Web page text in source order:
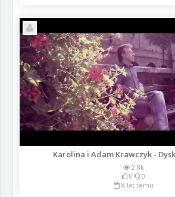
Karolina i Adam Krawczyk -
2.8k
0
0
8 lat temu